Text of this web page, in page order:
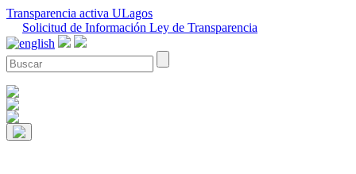
Transparencia activa ULagos
Solicitud de Información Ley de Transparencia